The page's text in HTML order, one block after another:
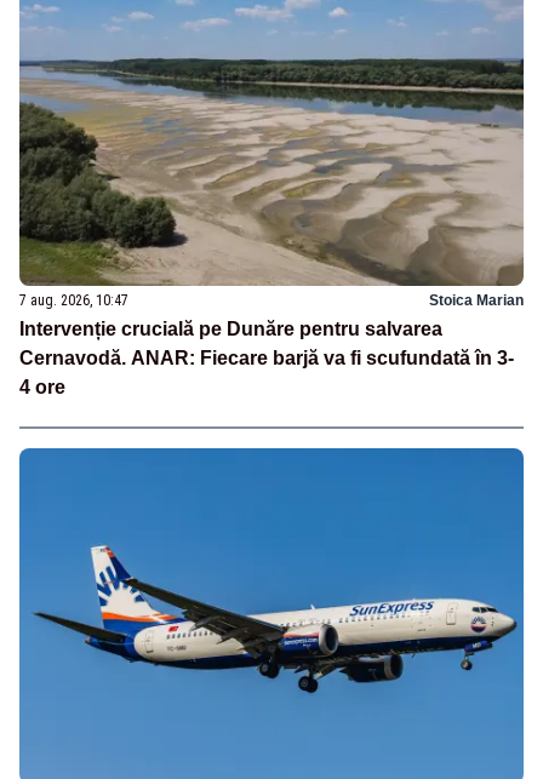
7 aug. 2026, 10:47 Stoica Marian
Intervenție crucială pe Dunăre pentru salvarea
Cernavodă. ANAR: Fiecare barjă va fi scufundată în 3-
4 ore